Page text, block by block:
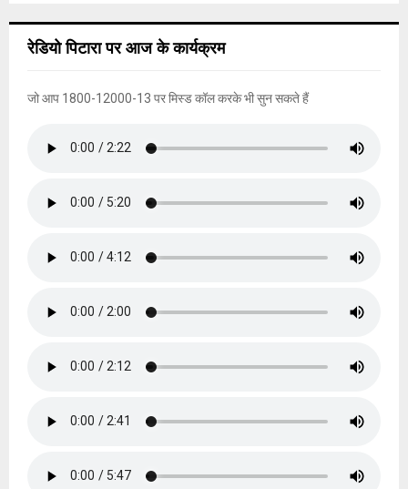
h
o
C
रेडियो पिटारा पर आज के कार्यक्रम
जो आप 1800-12000-13 पर मिस्ड कॉल करके भी सुन सकते हैं